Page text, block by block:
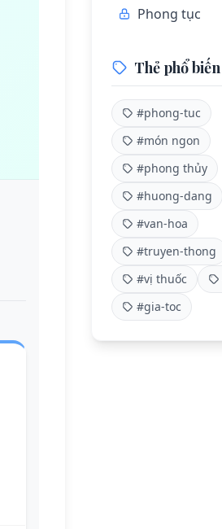
Phong tục
Thẻ phổ biến
#phong-tuc
#món ngon
#phong thủy
#huong-dang
#van-hoa
#truyen-thong
#vị thuốc
#gia-toc